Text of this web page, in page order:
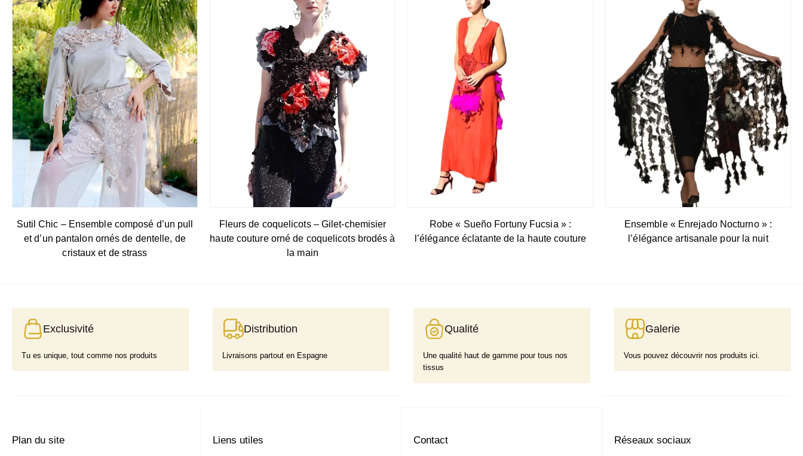
Sutil Chic – Ensemble composé d’un pull
et d’un pantalon ornés de dentelle, de
cristaux et de strass
Fleurs de coquelicots – Gilet-chemisier
haute couture orné de coquelicots brodés à
la main
Robe « Sueño Fortuny Fucsia » :
l’élégance éclatante de la haute couture
Ensemble « Enrejado Nocturno » :
l’élégance artisanale pour la nuit
Exclusivité
Tu es unique, tout comme nos produits
Distribution
Livraisons partout en Espagne
Qualité
Une qualité haut de gamme pour tous nos
tissus
Galerie
Vous pouvez découvrir nos produits ici.
Plan du site Liens utiles Contact Réseaux sociaux